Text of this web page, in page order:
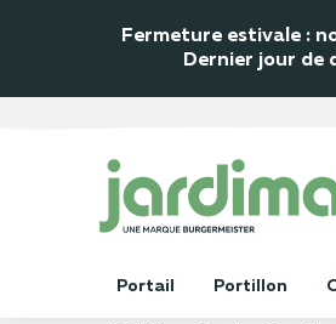
Fermeture estivale :
Dernier jour de
Portail Portillon